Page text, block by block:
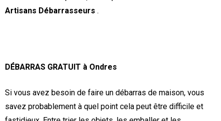
Artisans Débarrasseurs .
DÉBARRAS GRATUIT à Ondres
Si vous avez besoin de faire un débarras de maison, vous
savez probablement à quel point cela peut être difficile et